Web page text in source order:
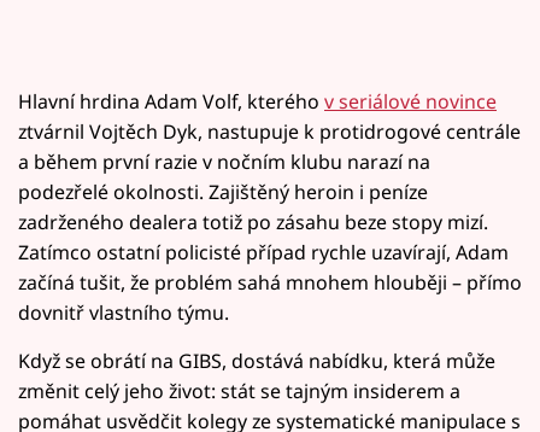
Hlavní hrdina Adam Volf, kterého v seriálové novince
ztvárnil Vojtěch Dyk, nastupuje k protidrogové centrále
a během první razie v nočním klubu narazí na
podezřelé okolnosti. Zajištěný heroin i peníze
zadrženého dealera totiž po zásahu beze stopy mizí.
Zatímco ostatní policisté případ rychle uzavírají, Adam
začíná tušit, že problém sahá mnohem hlouběji – přímo
dovnitř vlastního týmu.
Když se obrátí na GIBS, dostává nabídku, která může
změnit celý jeho život: stát se tajným insiderem a
pomáhat usvědčit kolegy ze systematické manipulace s